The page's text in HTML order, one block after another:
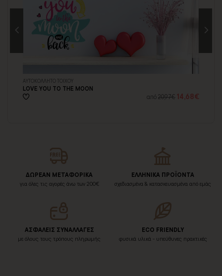
ΑΥΤΟΚΟΛΛΗΤΟ ΤΟΙΧΟΥ
LOVE YOU TO THE MOON
από20,97€ 14,68€
ΔΩΡΕΑΝ ΜΕΤΑΦΟΡΙΚΑ
για όλες τις αγορές άνω των 200€
ΕΛΛΗΝΙΚΑ ΠΡΟΪΟΝΤΑ
σχεδιασμένα & κατασκευασμένα από εμάς
ΑΣΦΑΛΕΙΣ ΣΥΝΑΛΛΑΓΕΣ
με όλους τους τρόπους πληρωμής
ECO FRIENDLY
φυσικά υλικά - υπεύθυνες πρακτικές